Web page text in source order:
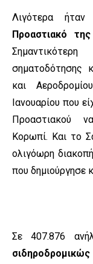
Λιγότερα
Προαστιακό
σηματοδότησης
και
Ιανουαρίου που
Προαστιακού
Κορωπί. Και το
ολιγόωρη
που δημιούργησε
Σε 407.876